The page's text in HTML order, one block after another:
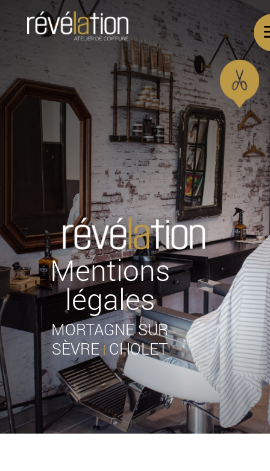
Mentions
légales
MORTAGNE SUR
SÈVRE | CHOLET